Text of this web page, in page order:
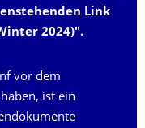
Link
2024)".
vor dem
ist ein